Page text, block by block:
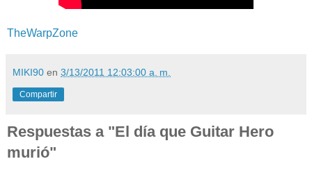
TheWarpZone
MIKI90 en 3/13/2011 12:03:00 a. m.
Compartir
Respuestas a "El día que Guitar Hero
murió"